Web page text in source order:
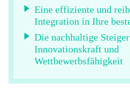
Eine effiziente und
Integration in Ihre
Die nachhaltige
Innovationskraft und
Wettbewerbsfähigkeit